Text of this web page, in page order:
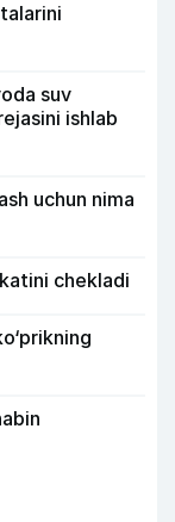
suv
ishlab
uchun nima
chekladi